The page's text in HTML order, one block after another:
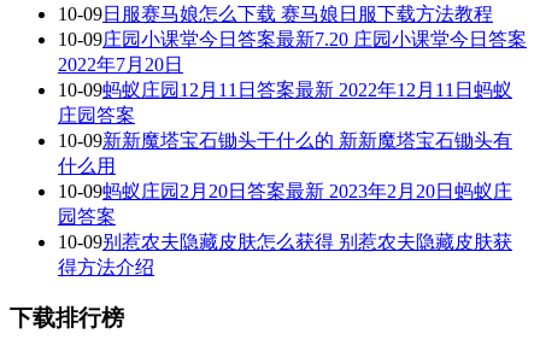
10-09日服赛马娘怎么下载 赛马娘日服下载方法教程
10-09庄园小课堂今日答案最新7.20 庄园小课堂今日答案
2022年7月20日
10-09蚂蚁庄园12月11日答案最新 2022年12月11日蚂蚁
庄园答案
10-09新新魔塔宝石锄头干什么的 新新魔塔宝石锄头有
什么用
10-09蚂蚁庄园2月20日答案最新 2023年2月20日蚂蚁庄
园答案
10-09别惹农夫隐藏皮肤怎么获得 别惹农夫隐藏皮肤获
得方法介绍
下载排行榜